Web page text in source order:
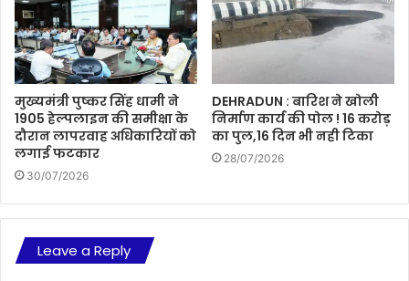
मुख्यमंत्री पुष्कर सिंह धामी ने
1905 हेल्पलाइन की समीक्षा के
दौरान लापरवाह अधिकारियों को
लगाई फटकार
30/07/2026
DEHRADUN : बारिश ने खोली
निर्माण कार्य की पोल ! 16 करोड़
का पुल,16 दिन भी नही टिका
28/07/2026
Leave a Reply